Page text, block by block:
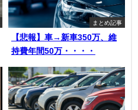
まとめ記事
【悲報】車→新車350万、維
持費年間50万・・・・